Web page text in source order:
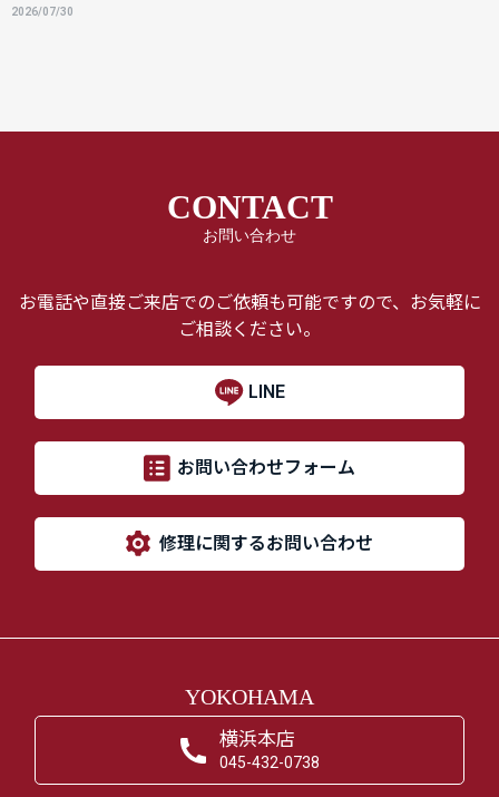
2026/07/30
CONTACT
お問い合わせ
お電話や直接ご来店でのご依頼も可能ですので、お気軽に
ご相談ください。
LINE
お問い合わせフォーム
修理に関するお問い合わせ
YOKOHAMA
横浜本店
045-432-0738